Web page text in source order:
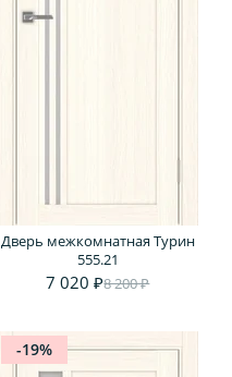
Дверь межкомнатная Турин
555.21
7 020 ₽8 200 ₽
-19%